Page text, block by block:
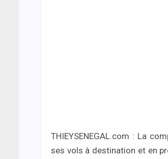
THIEYSENEGAL.com : La
ses vols à destination et en